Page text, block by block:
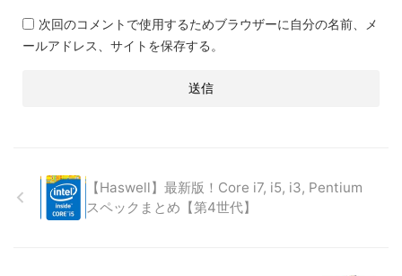
次回のコメントで使用するためブラウザーに自分の名前、メ
ールアドレス、サイトを保存する。
【Haswell】最新版！Core i7, i5, i3, Pentium
スペックまとめ【第4世代】